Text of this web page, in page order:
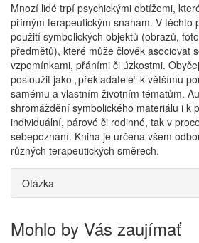
Mnozí lidé trpí psychickými obtížemi,
přímým terapeutickým snahám. V těchto
použití symbolických objektů (obrazů,
předmětů), které může člověk asociovat
vzpomínkami, přáními či úzkostmi.
posloužit jako „překladatelé“ k většímu
samému a vlastním životním tématům.
shromáždění symbolického materiálu i k
individuální, párové či rodinné, tak v
sebepoznání. Kniha je určena všem
různých terapeutických směrech.
Otázka
Mohlo by Vás zaujímať